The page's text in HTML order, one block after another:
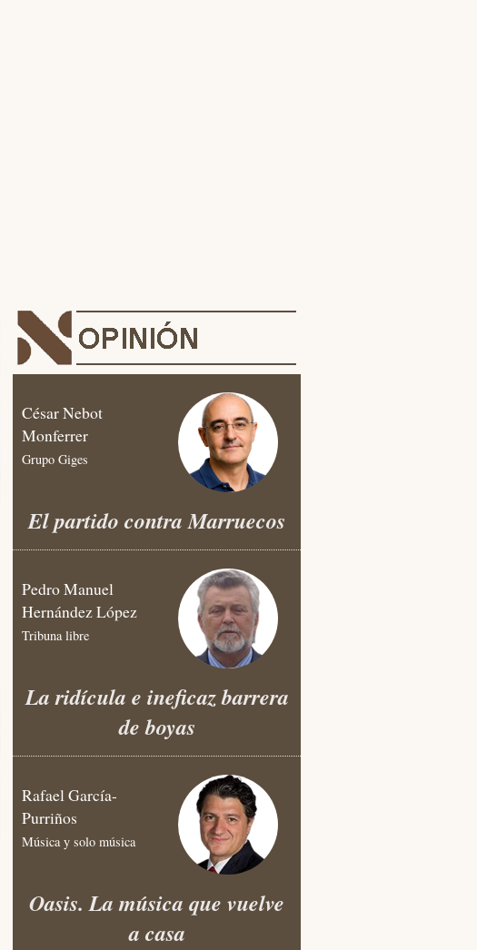
César Nebot
Monferrer
Grupo Giges
El partido contra Marruecos
Pedro Manuel
Hernández López
Tribuna libre
La ridícula e ineficaz barrera
de boyas
Rafael García-
Purriños
Música y solo música
Oasis. La música que vuelve
a casa